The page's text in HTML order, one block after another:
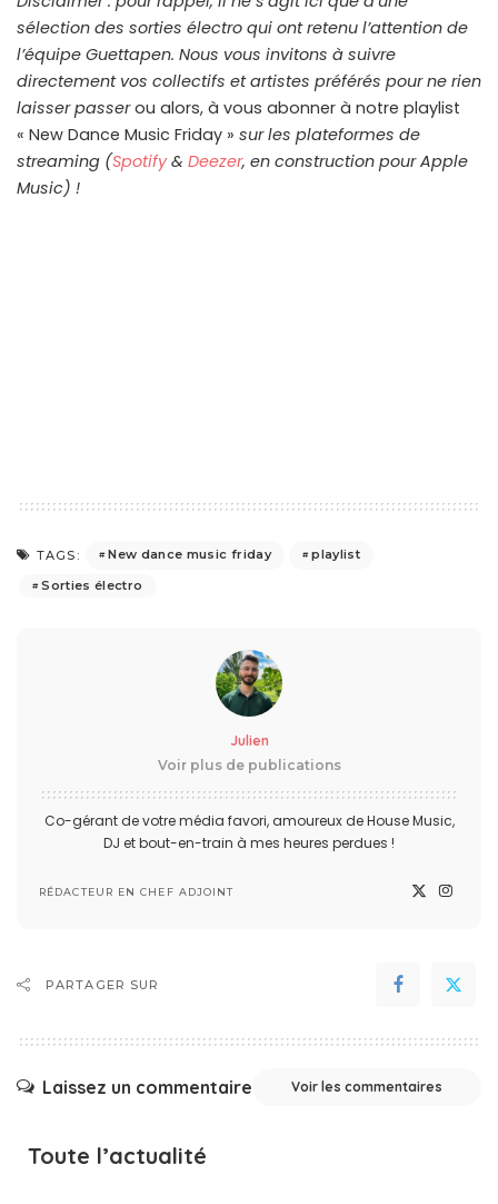
sélection des sorties électro qui ont retenu l’attention de
l’équipe Guettapen. Nous vous invitons à suivre
directement vos collectifs et artistes préférés pour ne rien
laisser passerou alors, à vous abonner à notre playlist
« New Dance Music Friday » sur les plateformes de
streaming (Spotify& Deezer, en construction pour Apple
Music) !
TAGS: New dance music friday
playlist
Sorties électro
Julien
Voir plus de publications
Co-gérant de votre média favori, amoureux de House Music,
DJ et bout-en-train à mes heures perdues !
RÉDACTEUR EN CHEF ADJOINT
PARTAGER SUR
Laissez un commentaire Voir les commentaires
Toute l’actualité